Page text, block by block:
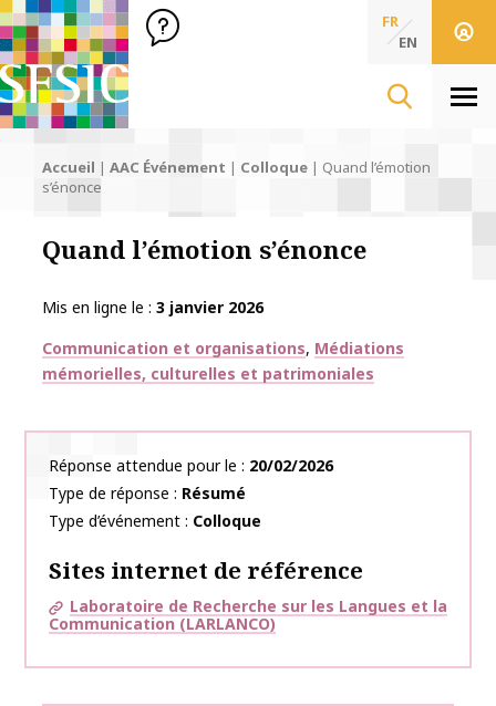
SFSIC Société Française des Sciences de l'Information & de
Société Française des Sciences
de l'Information
FR
EN
Accueil | AAC Événement | Colloque | Quand l’émotion
s’énonce
Quand l’émotion s’énonce
Mis en ligne le
3 janvier 2026
Thématiques
Communication et organisations Médiations
mémorielles, culturelles et patrimoniales
Réponse attendue pour le
20/02/2026
Type de réponse
Résumé
Type d’événement
Colloque
Sites internet de référence
Laboratoire de Recherche sur les Langues et la
Communication (LARLANCO)